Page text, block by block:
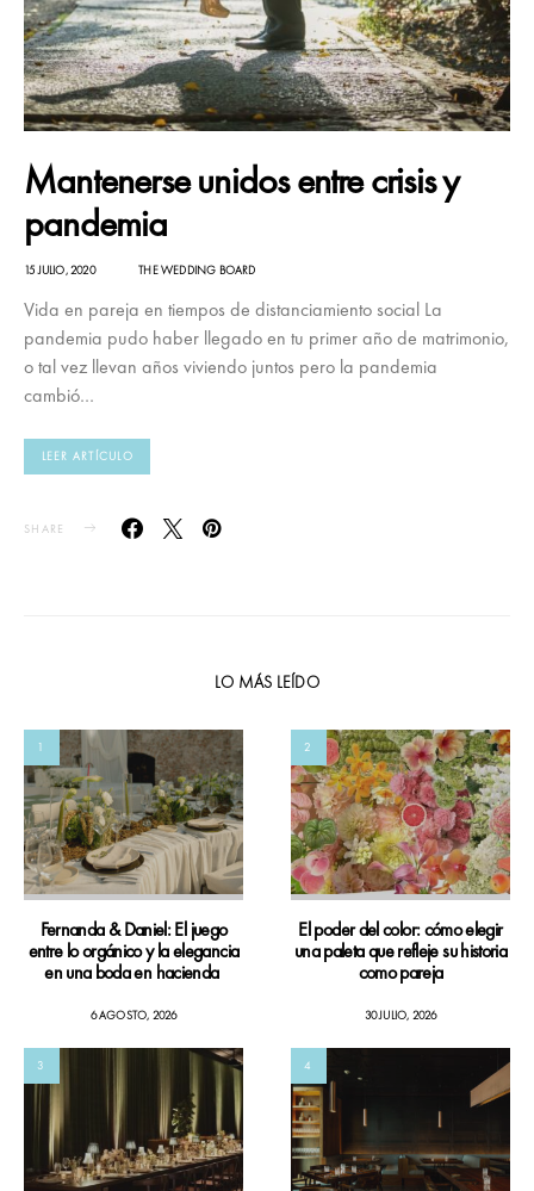
Mantenerse unidos entre crisis y
pandemia
15 JULIO, 2020 THE WEDDING BOARD
Vida en pareja en tiempos de distanciamiento social La
pandemia pudo haber llegado en tu primer año de matrimonio,
o tal vez llevan años viviendo juntos pero la pandemia
cambió…
LEER ARTÍCULO
SHARE
LO MÁS LEÍDO
1
Fernanda & Daniel: El juego
entre lo orgánico y la elegancia
en una boda en hacienda
6 AGOSTO, 2026
2
El poder del color: cómo elegir
una paleta que refleje su historia
como pareja
30 JULIO, 2026
3 4